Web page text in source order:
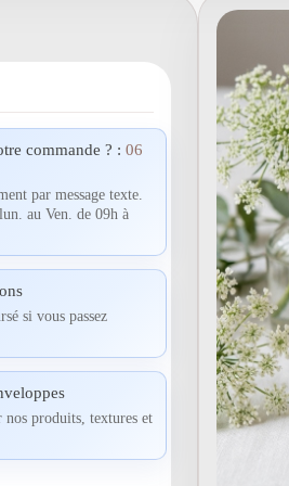
commande ? : 06
par message texte.
au Ven. de 09h à
si vous passez
produits, textures et